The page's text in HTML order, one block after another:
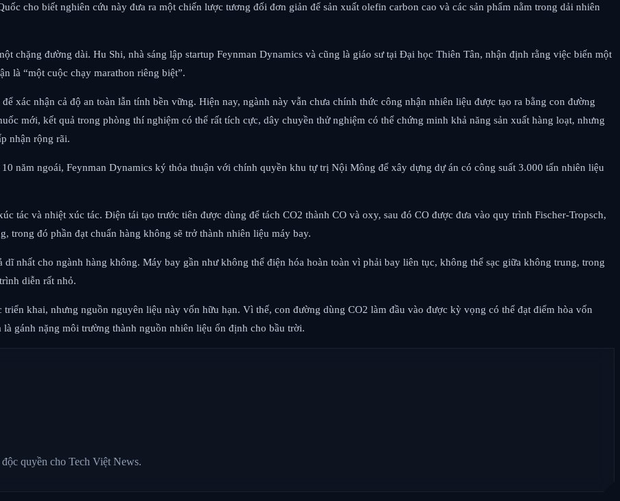
cho biết nghiên cứu này đưa ra một chiến lược tương đối đơn giản để sản xuất olefin carbon cao và các sản phẩm nằm trong dải nhiên
chặng đường dài. Hu Shi, nhà sáng lập startup Feynman Dynamics và cũng là giáo sư tại Đại học Thiên Tân, nhận định rằng việc biến một
là “một cuộc chạy marathon riêng biệt”.
xác nhận cả độ an toàn lẫn tính bền vững. Hiện nay, ngành này vẫn chưa chính thức công nhận nhiên liệu được tạo ra bằng con đường
mới, kết quả trong phòng thí nghiệm có thể rất tích cực, dây chuyền thử nghiệm có thể chứng minh khả năng sản xuất hàng loạt, nhưng
nhận rộng rãi.
năm ngoái, Feynman Dynamics ký thỏa thuận với chính quyền khu tự trị Nội Mông để xây dựng dự án có công suất 3.000 tấn nhiên liệu
tác và nhiệt xúc tác. Điện tái tạo trước tiên được dùng để tách CO2 thành CO và oxy, sau đó CO được đưa vào quy trình Fischer-Tropsch,
trong đó phần đạt chuẩn hàng không sẽ trở thành nhiên liệu máy bay.
nhất cho ngành hàng không. Máy bay gần như không thể điện hóa hoàn toàn vì phải bay liên tục, không thể sạc giữa không trung, trong
diễn rất nhỏ.
khai, nhưng nguồn nguyên liệu này vốn hữu hạn. Vì thế, con đường dùng CO2 làm đầu vào được kỳ vọng có thể đạt điểm hòa vốn
gánh nặng môi trường thành nguồn nhiên liệu ổn định cho bầu trời.
quyền cho Tech Việt News.